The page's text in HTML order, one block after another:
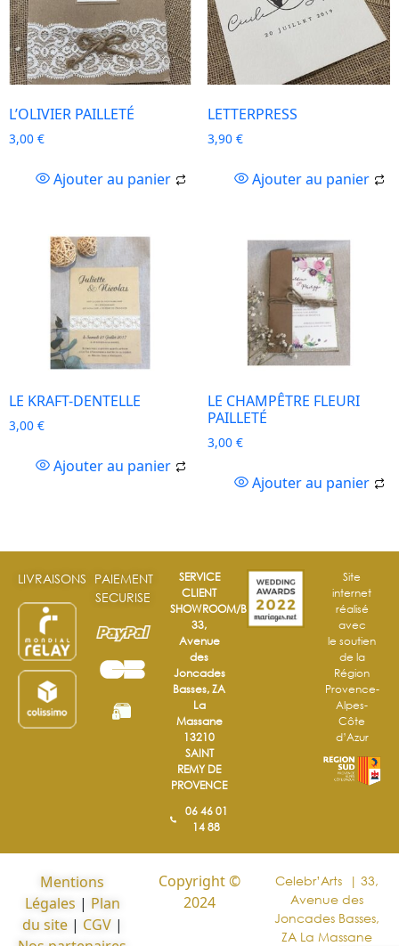
L’OLIVIER PAILLETÉ
3,00 €
Ajouter au panier
LETTERPRESS
3,90 €
Ajouter au panier
LE KRAFT-DENTELLE
3,00 €
Ajouter au panier
LE CHAMPÊTRE FLEURI
PAILLETÉ
3,00 €
Ajouter au panier
LIVRAISONS
PAIEMENT
SECURISE
SERVICE
CLIENT
SHOWROOM/BOUTIQUE
33,
Avenue
des
Joncades
Basses, ZA
La
Massane
13210
SAINT
REMY DE
PROVENCE
06 46 01
14 88
Site
internet
réalisé
avec
le soutien
de la
Région
Provence-
Alpes-
Côte
d’Azur
Mentions
Légales | Plan
du site| CGV|
Copyright ©
2024
Celebr’Arts | 33,
Avenue des
Joncades Basses,
ZA La Massane